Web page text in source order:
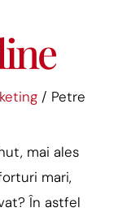
/ Petre
mai ales
mari,
În astfel